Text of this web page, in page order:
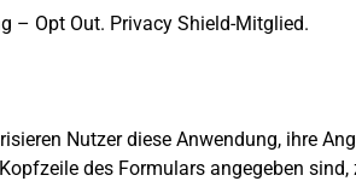
– Opt Out. Privacy Shield-Mitglied.
Nutzer diese Anwendung, ihre
des Formulars angegeben sind,